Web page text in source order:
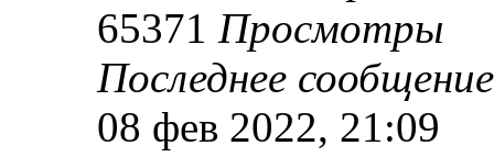
65371 Просмотры
Последнее
08 фев 2022, 21:09